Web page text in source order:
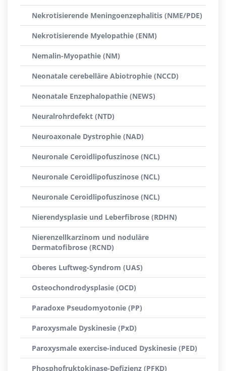
Nekrotisierende Meningoenzephalitis (NME/PDE)
Nekrotisierende Myelopathie (ENM)
Nemalin-Myopathie (NM)
Neonatale cerebelläre Abiotrophie (NCCD)
Neonatale Enzephalopathie (NEWS)
Neuralrohrdefekt (NTD)
Neuroaxonale Dystrophie (NAD)
Neuronale Ceroidlipofuszinose (NCL)
Neuronale Ceroidlipofuszinose (NCL)
Neuronale Ceroidlipofuszinose (NCL)
Nierendysplasie und Leberfibrose (RDHN)
Nierenzellkarzinom und noduläre
Dermatofibrose (RCND)
Oberes Luftweg-Syndrom (UAS)
Osteochondrodysplasie (OCD)
Paradoxe Pseudomyotonie (PP)
Paroxysmale Dyskinesie (PxD)
Paroxysmale exercise-induced Dyskinesie (PED)
Phosphofruktokinase-Defizienz (PFKD)